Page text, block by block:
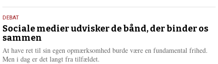
18.
maj
2026
DEBAT
Sociale medier udvisker de bånd, der binder os
sammen
At have ret til sin egen opmærksomhed burde være en fundamental frihed.
Men i dag er det langt fra tilfældet.